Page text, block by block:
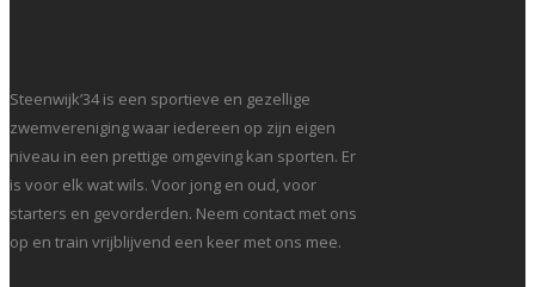
Steenwijk’34 is een sportieve en gezellige
zwemvereniging waar iedereen op zijn eigen
niveau in een prettige omgeving kan sporten. Er
is voor elk wat wils. Voor jong en oud, voor
starters en gevorderden. Neem contact met ons
op en train vrijblijvend een keer met ons mee.